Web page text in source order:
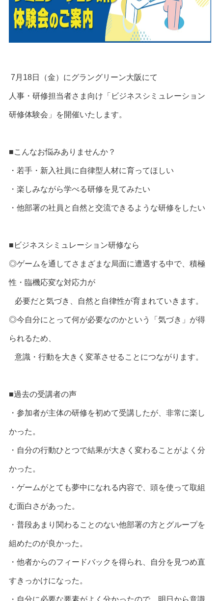
7月18日（金）にグラングリーン大阪にて
人事・研修担当者さま向け「ビジネスシミュレーション
研修体験会」を開催いたします。
■こんなお悩みありませんか？
・若手・新入社員に自律型人材に育ってほしい
・楽しみながら学べる研修を見てみたい
・他部署の社員と自然と交流できるような研修をしたい
■ビジネスシミュレーション研修なら
◎ゲームを通してさまざまな局面に遭遇する中で、積極
性・臨機応変な対応力が
必要だと気づき、自然と自律性が育まれていきます。
◎今自分にとって何が必要なのかという「気づき」が得
られるため、
意識・行動を大きく変革させることにつながります。
■過去の受講者の声
・参加者が主体の研修を初めて受講したが、非常に楽し
かった。
・自分の行動ひとつで結果が大きく変わることがよく分
かった。
・ゲームがとても夢中になれる内容で、頭を使って取組
む面白さがあった。
・普段あまり関わることのない他部署の方とグループを
組めたのが良かった。
・他者からのフィードバックを得られ、自分を見つめ直
すきっかけになった。